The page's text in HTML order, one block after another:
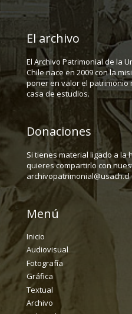
El archivo
El Archivo Patrimonial de la
Chile nace en 2009 con la
poner en valor el patrimonio
casa de estudios.
Donaciones
Si tienes material ligado a la
quieres compartirlo con
archivopatrimonial@usach.cl
Menú
Inicio
Audiovisual
Fotografía
Gráfica
Textual
Archivo